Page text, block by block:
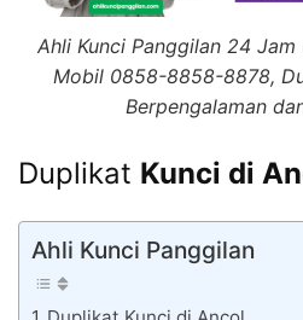
Ahli Kunci Panggilan 24
Mobil 0858-8858-8878,
Berpengalaman
Duplikat Kunci di
Ahli Kunci Panggilan